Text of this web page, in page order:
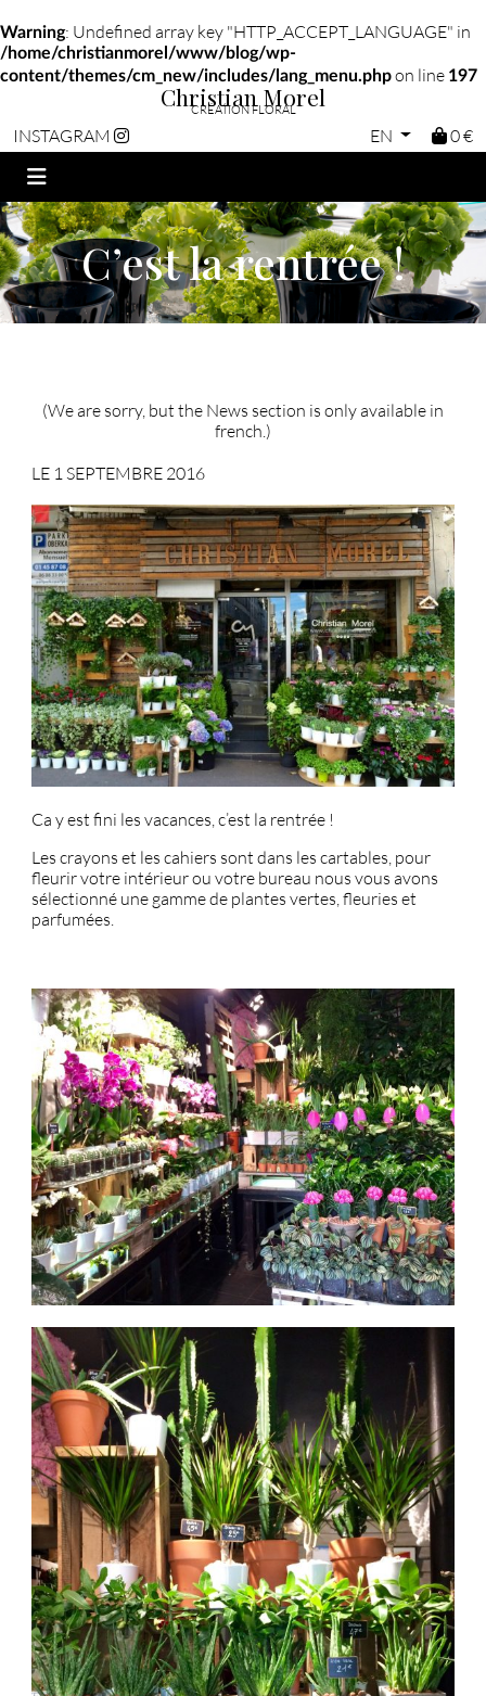
Warning: Undefined array key "HTTP_ACCEPT_LANGUAGE" in
/home/christianmorel/www/blog/wp-
content/themes/cm_new/includes/lang_menu.phpon line 197
INSTAGRAM
Christian Morel
CRÉATION FLORAL
EN 0 €
C’est la rentrée !
(We are sorry, but the News section is only available in
french.)
LE 1 SEPTEMBRE 2016
Ca y est fini les vacances, c’est la rentrée !
Les crayons et les cahiers sont dans les cartables, pour
fleurir votre intérieur ou votre bureau nous vous avons
sélectionné une gamme de plantes vertes, fleuries et
parfumées.